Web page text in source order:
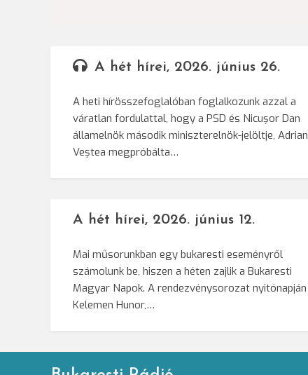
A hét hírei, 2026. június 26.
A heti hírösszefoglalóban foglalkozunk azzal a
váratlan fordulattal, hogy a PSD és Nicușor Dan
államelnök második miniszterelnök-jelöltje, Adrian
Veștea megpróbálta…
A hét hírei, 2026. június 12.
Mai műsorunkban egy bukaresti eseményről
számolunk be, hiszen a héten zajlik a Bukaresti
Magyar Napok. A rendezvénysorozat nyitónapján
Kelemen Hunor,…